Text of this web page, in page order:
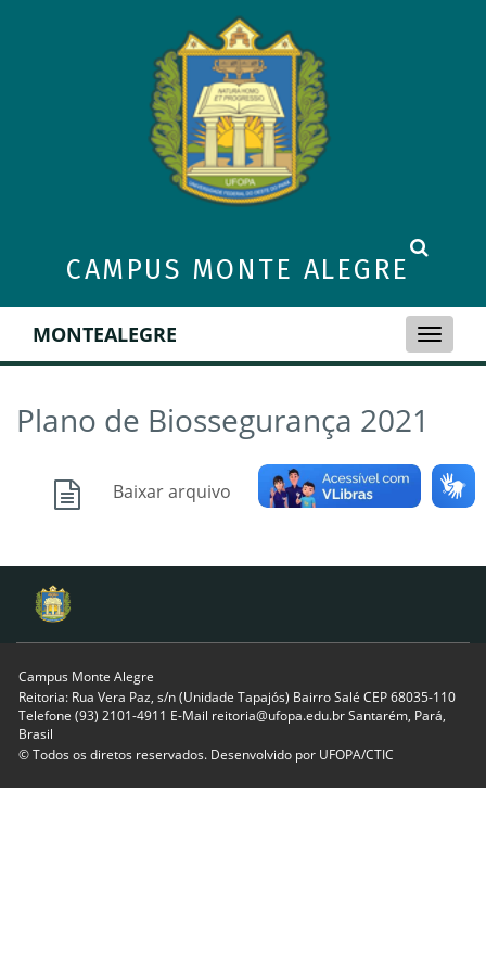
CAMPUS MONTE ALEGRE
Toggle
MONTEALEGRE
Plano de Biossegurança 2021
Baixar arquivo
Campus Monte Alegre
Reitoria: Rua Vera Paz, s/n (Unidade Tapajós) Bairro Salé CEP 68035-110
Telefone (93) 2101-4911 E-Mail reitoria@ufopa.edu.br Santarém, Pará,
Brasil
© Todos os diretos reservados. Desenvolvido por UFOPA/CTIC